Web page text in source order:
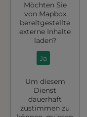
Möchten Sie
von Mapbox
bereitgestellte
externe Inhalte
laden?
Ja
Um diesem
Dienst
dauerhaft
zustimmen zu